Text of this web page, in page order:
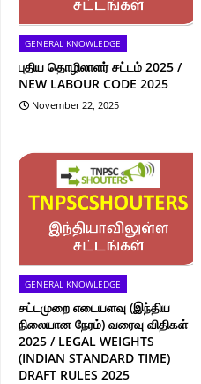
GENERAL KNOWLEDGE
புதிய தொழிலாளர் சட்டம் 2025 /
NEW LABOUR CODE 2025
November 22, 2025
GENERAL KNOWLEDGE
சட்டமுறை எடையளவு (இந்திய
நிலையான நேரம்) வரைவு விதிகள்
2025 / LEGAL WEIGHTS
(INDIAN STANDARD TIME)
DRAFT RULES 2025